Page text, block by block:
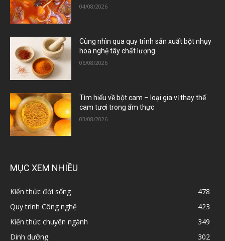
04/08/2026
Cùng nhìn qua quy trình sản xuất bột nhụy
hoa nghệ tây chất lượng
06/08/2026
Tìm hiểu về bột cam – loại gia vị thay thế
cam tươi trong ẩm thực
03/08/2026
MỤC XEM NHIỀU
Kiến thức đời sống
478
Quy trình Công nghệ
423
Kiến thức chuyên ngành
349
Dinh dưỡng
302